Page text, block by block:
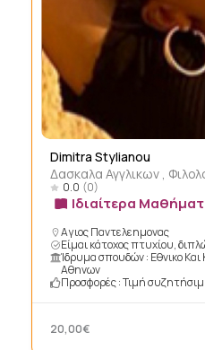
Dimitra Stylianou
Δασκαλα Αγγλικων ,
0.0 (0)
Ιδιαίτερα
Αγιος Παντελεημονας
Είμαι κάτοχος πτυχίου,
Ίδρυμα σπουδών : Εθνικο
Αθηνων
Προσφορές : Τιμή
20,00€